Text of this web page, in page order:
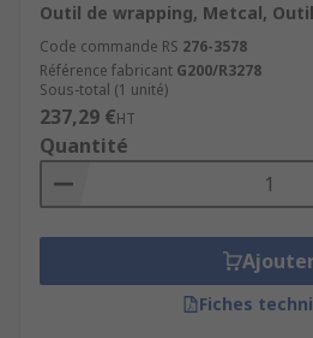
Outil de wrapping, Metcal,
Code commande RS 276-3578
Référence fabricant G200/R3278
Sous-total (1 unité)
237,29 €HT
Quantité
Fiches